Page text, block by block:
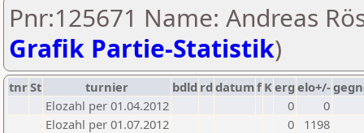
Pnr:125671 Name: Andreas
Grafik Partie-Statistik)
tnrSt turnier bdld rd datumf Kerg elo+/-
Elozahl per 01.04.2012
0
0
Elozahl per 01.07.2012
0
1198